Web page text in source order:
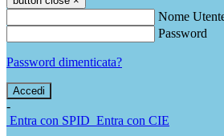
Nome
Password
Password dimenticata?
-
Entra con SPID Entra con CIE